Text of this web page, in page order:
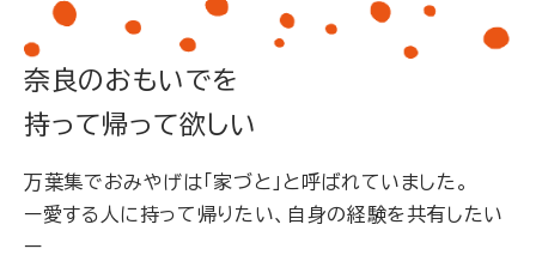
奈良のおもいでを
持って帰って欲しい
万葉集でおみやげは「家づと」と呼ばれていました。
ー愛する人に持って帰りたい、自身の経験を共有したい
ー